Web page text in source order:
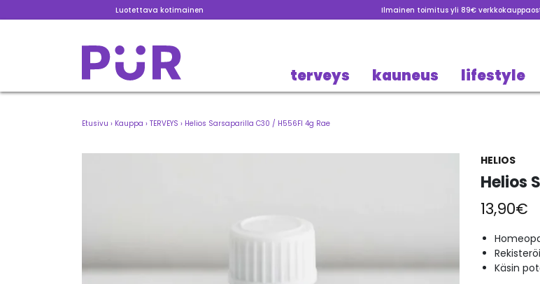
Luotettava kotimainen Ilmainen toimitus yli 89€
terveys kauneus lifestyle
Etusivu › Kauppa › TERVEYS › Helios Sarsaparilla C30 / H556FI 4g Rae
HELIOS
Helios
13,90€
Käsin